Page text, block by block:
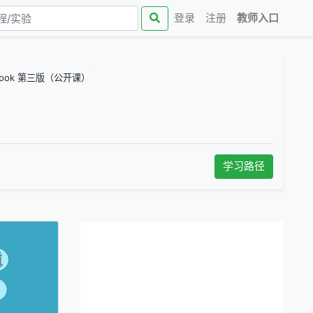
登录 注册 教师入口
第三版（公开课）
学习路径